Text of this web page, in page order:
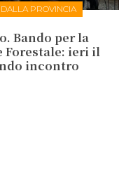
PROVINCIA
Bando per la
Forestale: ieri il
incontro